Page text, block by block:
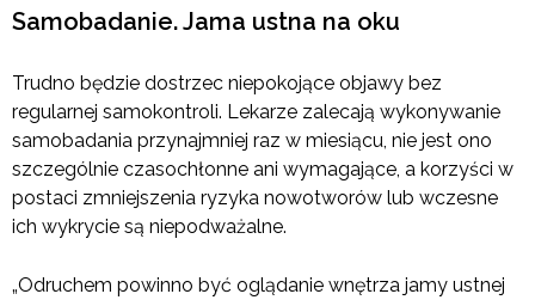
Samobadanie. Jama ustna na oku
Trudno będzie dostrzec niepokojące objawy bez
regularnej samokontroli. Lekarze zalecają wykonywanie
samobadania przynajmniej raz w miesiącu, nie jest ono
szczególnie czasochłonne ani wymagające, a korzyści w
postaci zmniejszenia ryzyka nowotworów lub wczesne
ich wykrycie są niepodważalne.
„Odruchem powinno być oglądanie wnętrza jamy ustnej